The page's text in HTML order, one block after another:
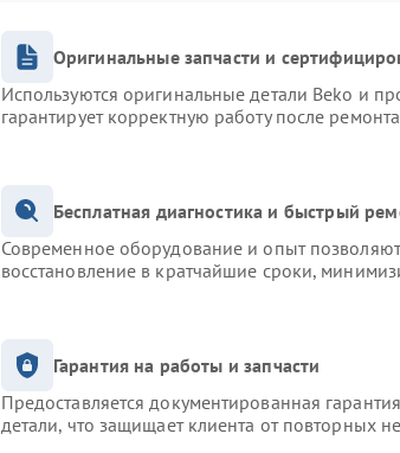
Оригинальные запчасти и
Используются оригинальные детали Beko и
гарантирует корректную работу после
Бесплатная диагностика и быстрый
Современное оборудование и опыт позволяют
восстановление в кратчайшие сроки,
Гарантия на работы и запчасти
Предоставляется документированная
детали, что защищает клиента от повторных